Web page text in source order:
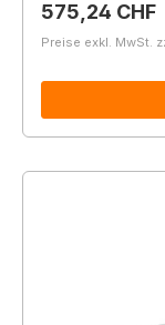
Regulärer
575,24 CHF
Preise exkl. MwSt.